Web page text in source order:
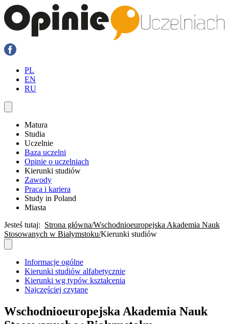
PL
EN
RU
Matura
Studia
Uczelnie
Baza uczelni
Opinie o uczelniach
Kierunki studiów
Zawody
Praca i kariera
Study in Poland
Miasta
Jesteś tutaj: Strona główna Wschodnioeuropejska Akademia Nauk
Stosowanych w Białymstoku Kierunki studiów
Informacje ogólne
Kierunki studiów alfabetycznie
Kierunki wg typów kształcenia
Najczęściej czytane
Wschodnioeuropejska Akademia Nauk